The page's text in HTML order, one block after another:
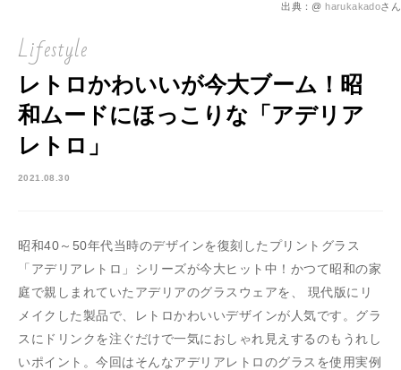
出典：@ harukakadoさん
Lifestyle
レトロかわいいが今大ブーム！昭
和ムードにほっこりな「アデリア
レトロ」
2021.08.30
昭和40～50年代当時のデザインを復刻したプリントグラス
「アデリアレトロ」シリーズが今大ヒット中！かつて昭和の家
庭で親しまれていたアデリアのグラスウェアを、 現代版にリ
メイクした製品で、レトロかわいいデザインが人気です。グラ
スにドリンクを注ぐだけで一気におしゃれ見えするのもうれし
いポイント。今回はそんなアデリアレトロのグラスを使用実例